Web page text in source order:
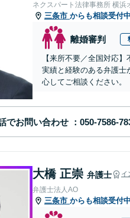
ネクスパート法律事務所 横浜
三条市 からも相談受付中
離婚審判
【来所不要／全国対応
実績と経験のある弁護士
心してご相談ください。
でお問い合わせ
大橋 正崇 弁護士 イ
弁護士法人AO
三条市 からも相談受付中